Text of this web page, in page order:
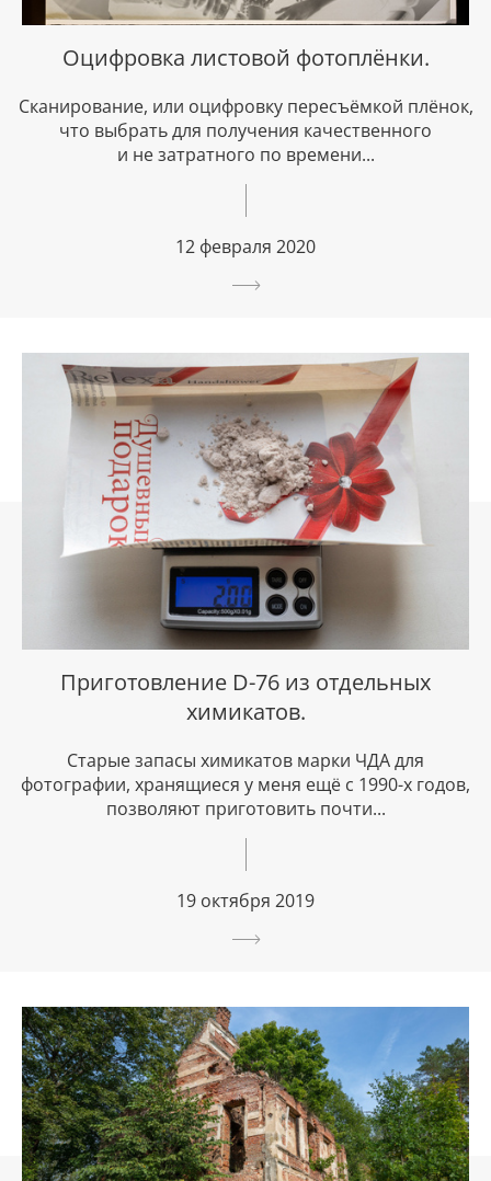
Оцифровка листовой фотоплёнки.
Сканирование, или оцифровку пересъёмкой плёнок,
что выбрать для получения качественного
и не затратного по времени...
12 февраля 2020
Приготовление D-76 из отдельных
химикатов.
Старые запасы химикатов марки ЧДА для
фотографии, хранящиеся у меня ещё с 1990-х годов,
позволяют приготовить почти...
19 октября 2019